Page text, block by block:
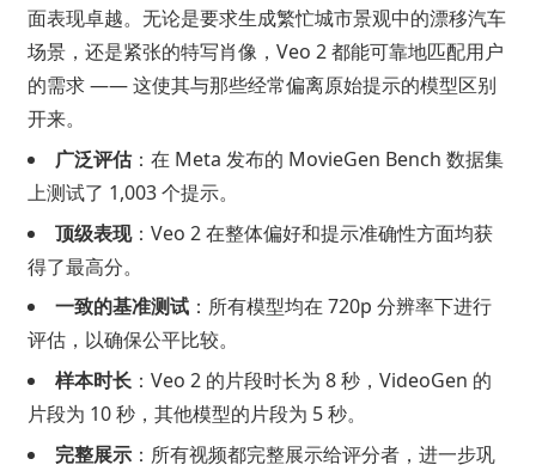
面表现卓越。无论是要求生成繁忙城市景观中的漂移汽车
场景，还是紧张的特写肖像，Veo 2 都能可靠地匹配用户
的需求 —— 这使其与那些经常偏离原始提示的模型区别
开来。
广泛评估：在 Meta 发布的 MovieGen Bench 数据集
上测试了 1,003 个提示。
顶级表现：Veo 2 在整体偏好和提示准确性方面均获
得了最高分。
一致的基准测试 ：所有模型均在 720p 分辨率下进行
评估，以确保公平比较。
样本时长 ：Veo 2 的片段时长为 8 秒，VideoGen 的
片段为 10 秒，其他模型的片段为 5 秒。
完整展示 ：所有视频都完整展示给评分者，进一步巩